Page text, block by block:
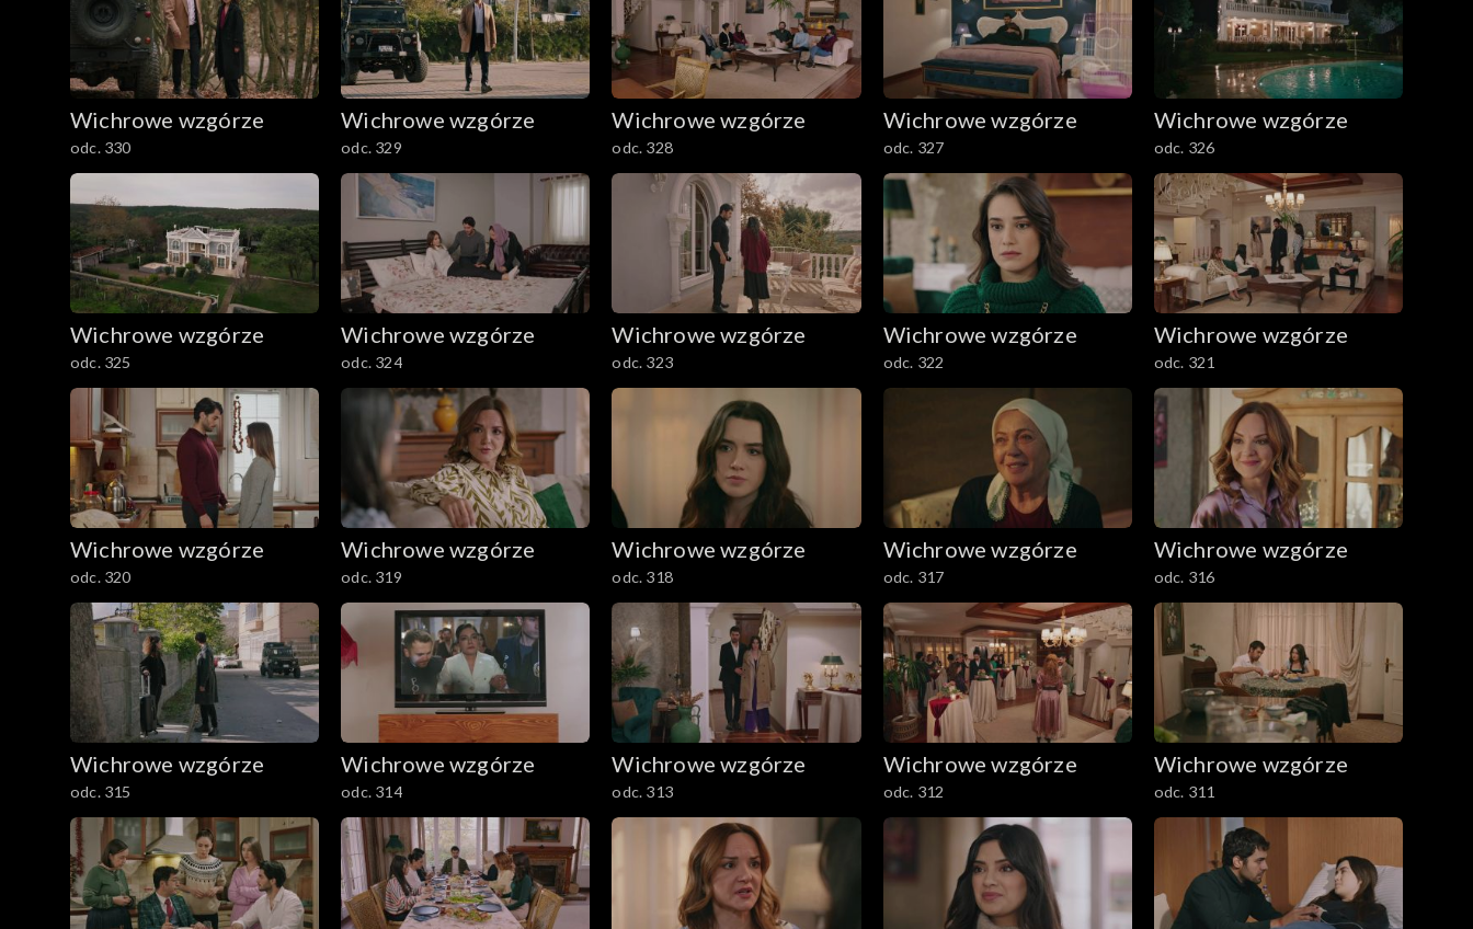
Wichrowe wzgórze
odc. 330
Wichrowe wzgórze
odc. 329
Wichrowe wzgórze
odc. 328
Wichrowe wzgórze
odc. 327
Wichrowe wzgórze
odc. 326
Wichrowe wzgórze
odc. 325
Wichrowe wzgórze
odc. 324
Wichrowe wzgórze
odc. 323
Wichrowe wzgórze
odc. 322
Wichrowe wzgórze
odc. 321
Wichrowe wzgórze
odc. 320
Wichrowe wzgórze
odc. 319
Wichrowe wzgórze
odc. 318
Wichrowe wzgórze
odc. 317
Wichrowe wzgórze
odc. 316
Wichrowe wzgórze
odc. 315
Wichrowe wzgórze
odc. 314
Wichrowe wzgórze
odc. 313
Wichrowe wzgórze
odc. 312
Wichrowe wzgórze
odc. 311